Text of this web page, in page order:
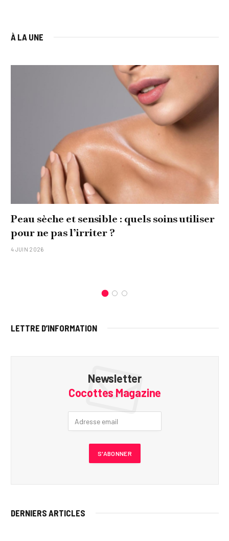
À LA UNE
Peau sèche et sensible : quels soins utiliser
pour ne pas l’irriter ?
4 JUIN 2026
LETTRE D’INFORMATION
Newsletter
Cocottes Magazine
DERNIERS ARTICLES